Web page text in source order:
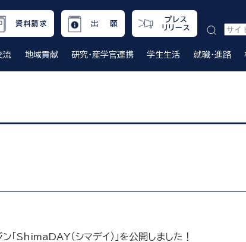
資料請求 出 願
プレス
リリース
流 地域貢献 研究・産学官連携 学生生活 就職・進路
ShimaDAY（シマデイ）」を公開しました！